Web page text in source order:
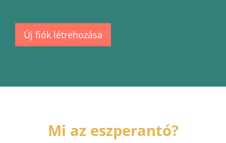
Új fiók létrehozása
Mi az eszperantó?